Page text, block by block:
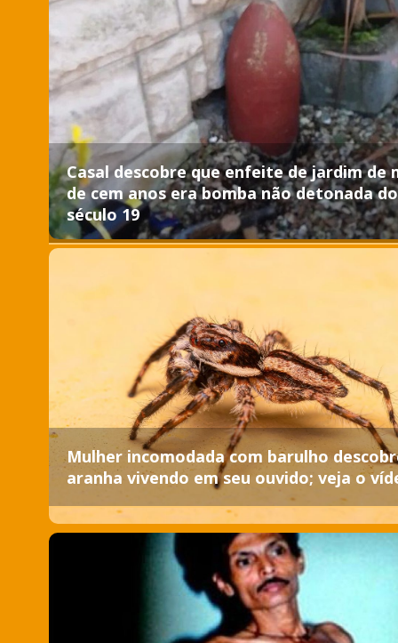
Casal descobre que enfeite de jardim de
de cem anos era bomba não detonada do
século 19
Mulher incomodada com barulho
aranha vivendo em seu ouvido; veja o